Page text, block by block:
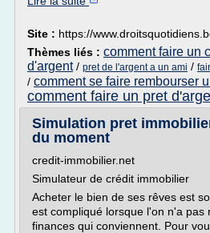
Site : https://
Thèmes liés : comment faire un
d'argent/ pret de l'argent a un ami /
/ comment se faire rembourser
comment faire un pret
Simulation pret
du moment
credit-immobilier.net
Simulateur de crédit immobilier
Acheter le bien de ses rêves est
est compliqué lorsque l'on n'a pas
finances qui conviennent. Pour